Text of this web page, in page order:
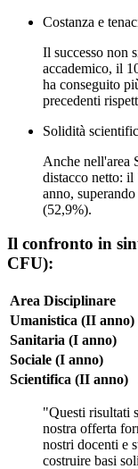
Costanza e
Il successo non
accademico, il
ha conseguito
precedenti
Solidità
Anche nell'area
distacco netto: il
anno,
(52,9%).
Il confronto in
CFU):
Area Disciplinare
Umanistica (II anno)
Sanitaria (I anno)
Sociale (I anno)
Scientifica (II anno)
"Questi risultati
nostra offerta
nostri docenti e
costruire basi